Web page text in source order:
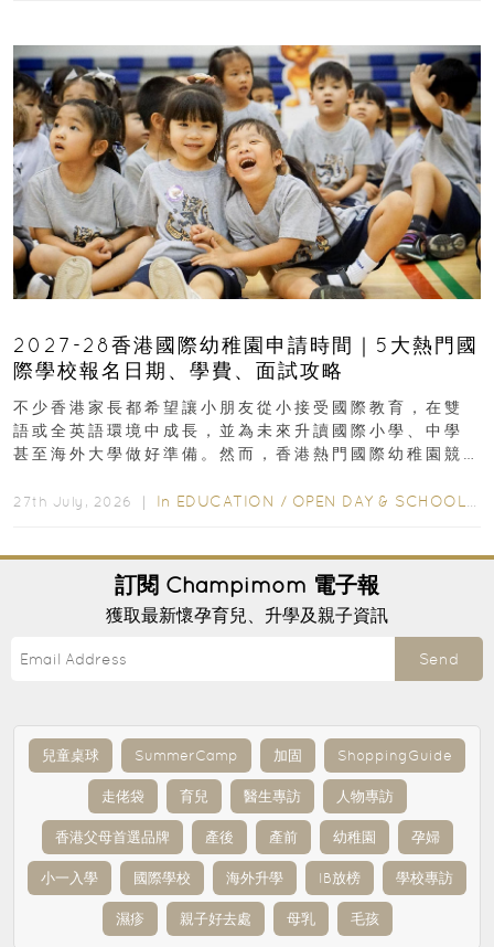
2027-28香港國際幼稚園申請時間｜5大熱門國
際學校報名日期、學費、面試攻略
不少香港家長都希望讓小朋友從小接受國際教育，在雙
語或全英語環境中成長，並為未來升讀國際小學、中學
甚至海外大學做好準備。然而，香港熱門國際幼稚園競
27th July, 2026 ｜ In EDUCATION / OPEN DAY & SCHOOL EVENTS
訂閱 Champimom 電子報
獲取最新懷孕育兒、升學及親子資訊
Send
兒童桌球 SummerCamp 加固 ShoppingGuide
走佬袋 育兒 醫生專訪 人物專訪
香港父母首選品牌 產後 產前 幼稚園 孕婦
小一入學 國際學校 海外升學 IB放榜 學校專訪
濕疹 親子好去處 母乳 毛孩